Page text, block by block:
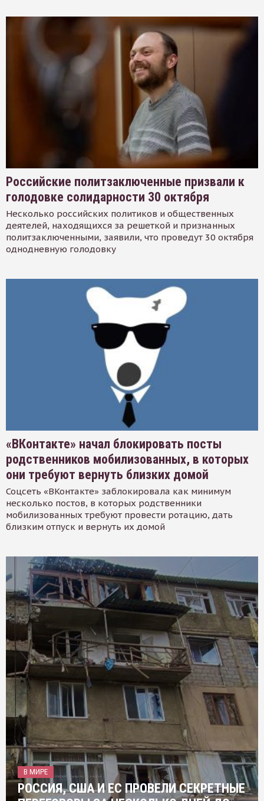
Российские политзаключенные призвали к
голодовке солидарности 30 октября
Несколько российских политиков и общественных
деятелей, находящихся за решеткой и признанных
политзаключенными, заявили, что проведут 30 октября
однодневную голодовку
«ВКонтакте» начал блокировать посты
родственников мобилизованных, в которых
они требуют вернуть близких домой
Соцсеть «ВКонтакте» заблокировала как минимум
несколько постов, в которых родственники
мобилизованных требуют провести ротацию, дать
близким отпуск и вернуть их домой
В МИРЕ
РОССИЯ, США И ЕС ПРОВЕЛИ СЕКРЕТНЫЕ